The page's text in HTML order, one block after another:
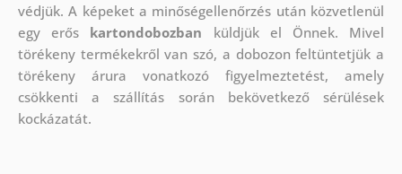
védjük.A képeket a minőségellenőrzés után közvetlenül
egy erős kartondobozban küldjük el Önnek. Mivel
törékeny termékekről van szó, a dobozon feltüntetjük a
törékeny árura vonatkozó figyelmeztetést, amely
csökkenti a szállítás során bekövetkező sérülések
kockázatát.